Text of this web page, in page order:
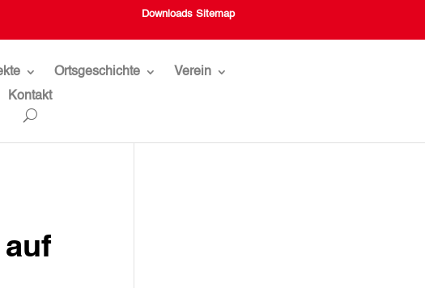
Downloads Sitemap
Ortsgeschichte
Verein
Kontakt